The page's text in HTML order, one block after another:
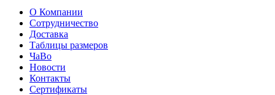
О Компании
Сотрудничество
Доставка
Таблицы размеров
ЧаВо
Новости
Контакты
Сертификаты